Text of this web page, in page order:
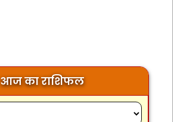
आज का राशिफल